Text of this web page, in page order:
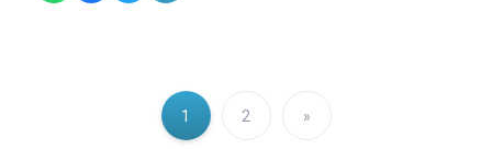
1 2 »